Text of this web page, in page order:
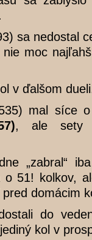
sa nedostal
moc
v ďalšom
mal síce
, ale sety
„zabral“
51! kolkov,
domácim
do
kol v